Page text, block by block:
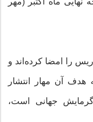
پاریس را امضا کرده‌اند و
هدف آن مهار انتشار
جهانی است،